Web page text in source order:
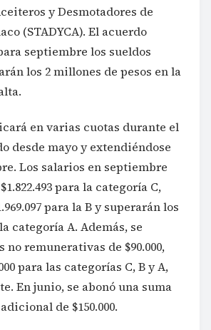
y Desmotadores de
(STADYCA). El acuerdo
septiembre los sueldos
los 2 millones de pesos en la
en varias cuotas durante el
desde mayo y extendiéndose
Los salarios en septiembre
para la categoría C,
para la B y superarán los
la categoría A. Además, se
no remunerativas de $90.000,
para las categorías C, B y A,
En junio, se abonó una suma
de $150.000.